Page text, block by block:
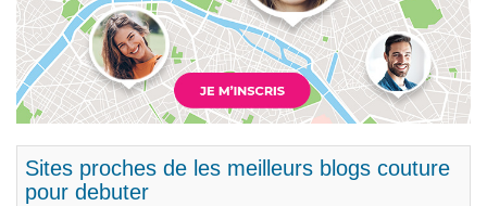
Sites proches de les meilleurs blogs couture
pour debuter